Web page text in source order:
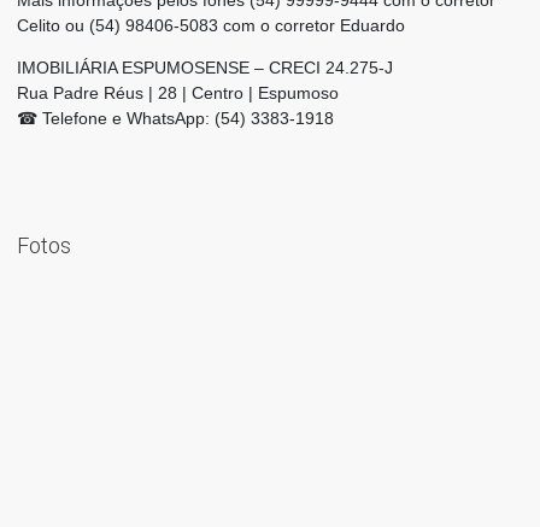
Celito ou (54) 98406-5083 com o corretor Eduardo
IMOBILIÁRIA ESPUMOSENSE – CRECI 24.275-J
Rua Padre Réus | 28 | Centro | Espumoso
☎ Telefone e WhatsApp: (54) 3383-1918
Fotos